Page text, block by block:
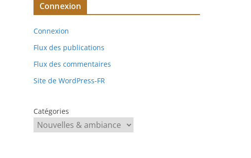
Connexion
Connexion
Flux des publications
Flux des commentaires
Site de WordPress-FR
Catégories